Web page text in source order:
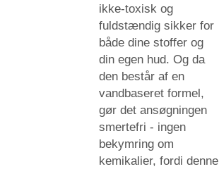
ikke-toxisk og
fuldstændig sikker for
både dine stoffer og
din egen hud. Og da
den består af en
vandbaseret formel,
gør det ansøgningen
smertefri - ingen
bekymring om
kemikalier, fordi denne